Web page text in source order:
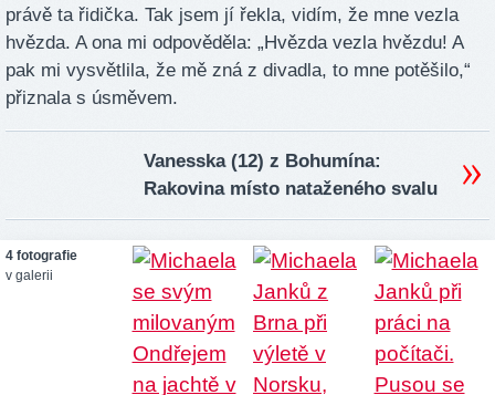
právě ta řidička. Tak jsem jí řekla, vidím, že mne vezla
hvězda. A ona mi odpověděla: „Hvězda vezla hvězdu! A
pak mi vysvětlila, že mě zná z divadla, to mne potěšilo,“
přiznala s úsměvem.
Vanesska (12) z Bohumína:
Rakovina místo nataženého svalu
4 fotografie
v galerii